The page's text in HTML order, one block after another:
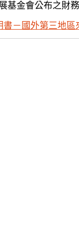
基金會公布之財
書－國外第三地